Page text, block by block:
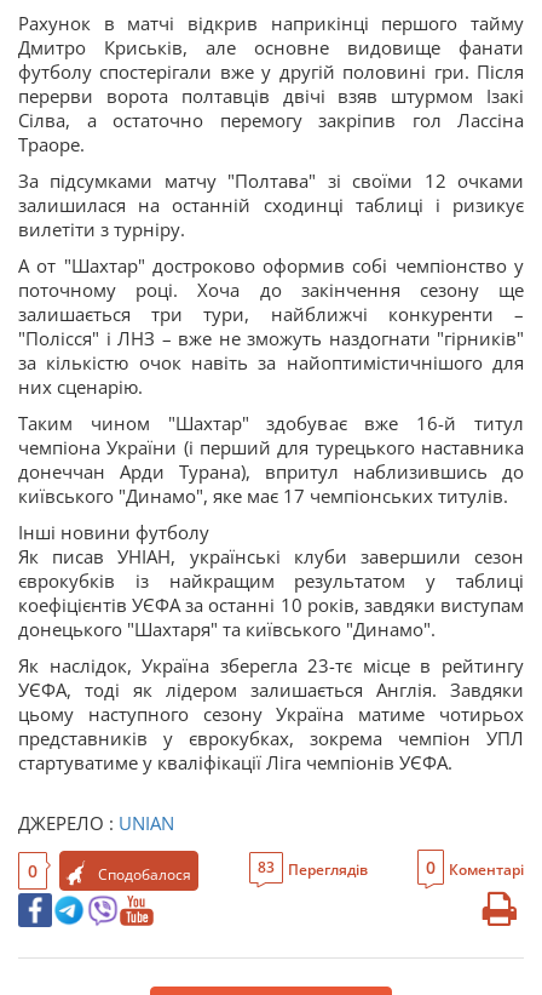
Рахунок в матчі відкрив наприкінці першого тайму
Дмитро Криськів, але основне видовище фанати
футболу спостерігали вже у другій половині гри. Після
перерви ворота полтавців двічі взяв штурмом Ізакі
Сілва, а остаточно перемогу закріпив гол Лассіна
Траоре.
За підсумками матчу "Полтава" зі своїми 12 очками
залишилася на останній сходинці таблиці і ризикує
вилетіти з турніру.
А от "Шахтар" достроково оформив собі чемпіонство у
поточному році. Хоча до закінчення сезону ще
залишається три тури, найближчі конкуренти –
"Полісся" і ЛНЗ – вже не зможуть наздогнати "гірників"
за кількістю очок навіть за найоптимістичнішого для
них сценарію.
Таким чином "Шахтар" здобуває вже 16-й титул
чемпіона України (і перший для турецького наставника
донеччан Арди Турана), впритул наблизившись до
київського "Динамо", яке має 17 чемпіонських титулів.
Інші новини футболу
Як писав УНІАН, українські клуби завершили сезон
єврокубків із найкращим результатом у таблиці
коефіцієнтів УЄФА за останні 10 років, завдяки виступам
донецького "Шахтаря" та київського "Динамо".
Як наслідок, Україна зберегла 23-тє місце в рейтингу
УЄФА, тоді як лідером залишається Англія. Завдяки
цьому наступного сезону Україна матиме чотирьох
представників у єврокубках, зокрема чемпіон УПЛ
стартуватиме у кваліфікації Ліга чемпіонів УЄФА.
ДЖЕРЕЛО : UNIAN
0 Сподобалося 83 Переглядів 0 Коментарі